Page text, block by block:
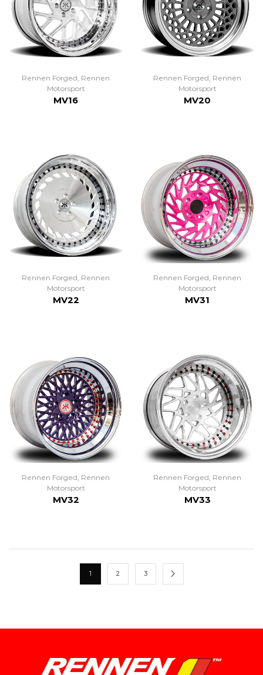
Rennen Forged, Rennen
Motorsport
MV16
Rennen Forged, Rennen
Motorsport
MV20
Rennen Forged, Rennen
Motorsport
MV22
Rennen Forged, Rennen
Motorsport
MV31
Rennen Forged, Rennen
Motorsport
MV32
Rennen Forged, Rennen
Motorsport
MV33
1 2 3